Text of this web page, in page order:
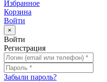
Избранное
Корзина
Войти
×
Войти
Регистрация
Забыли пароль?